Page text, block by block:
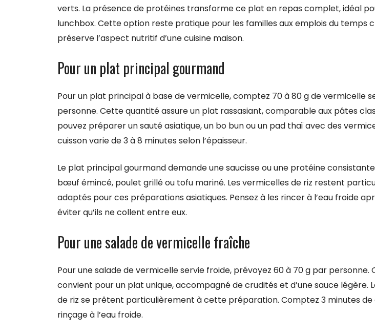
verts. La présence de protéines transforme ce plat en repas complet, idéal
lunchbox. Cette option reste pratique pour les familles aux emplois du temps
préserve l’aspect nutritif d’une cuisine maison.
Pour un plat principal gourmand
Pour un plat principal à base de vermicelle, comptez 70 à 80 g de vermicelle
personne. Cette quantité assure un plat rassasiant, comparable aux pâtes
pouvez préparer un sauté asiatique, un bo bun ou un pad thaï avec des
cuisson varie de 3 à 8 minutes selon l’épaisseur.
Le plat principal gourmand demande une saucisse ou une protéine
bœuf émincé, poulet grillé ou tofu mariné. Les vermicelles de riz restent
adaptés pour ces préparations asiatiques. Pensez à les rincer à l’eau froide
éviter qu’ils ne collent entre eux.
Pour une salade de vermicelle fraîche
Pour une salade de vermicelle servie froide, prévoyez 60 à 70 g par
convient pour un plat unique, accompagné de crudités et d’une sauce légère.
de riz se prêtent particulièrement à cette préparation. Comptez 3 minutes de
rinçage à l’eau froide.